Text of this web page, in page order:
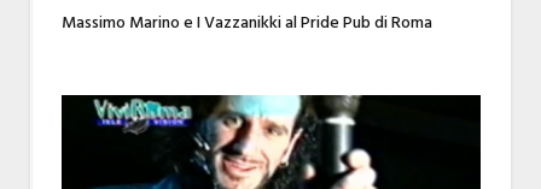
Massimo Marino e I Vazzanikki al Pride Pub di Roma